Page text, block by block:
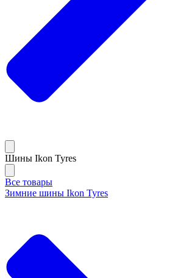
Шины Ikon Tyres
Все товары
Зимние шины Ikon Tyres